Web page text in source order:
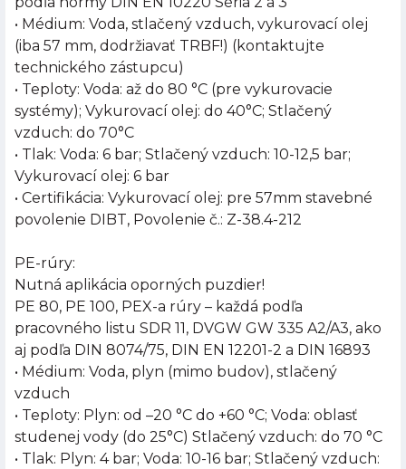
• Médium: Voda, stlačený vzduch, vykurovací olej
(iba 57 mm, dodržiavať TRBF!) (kontaktujte
technického zástupcu)
• Teploty: Voda: až do 80 °C (pre vykurovacie
systémy); Vykurovací olej: do 40°C; Stlačený
vzduch: do 70°C
• Tlak: Voda: 6 bar; Stlačený vzduch: 10-12,5 bar;
Vykurovací olej: 6 bar
• Certifikácia: Vykurovací olej: pre 57mm stavebné
povolenie DIBT, Povolenie č.: Z-38.4-212
PE-rúry:
Nutná aplikácia oporných puzdier!
PE 80, PE 100, PEX-a rúry – každá podľa
pracovného listu SDR 11, DVGW GW 335 A2/A3, ako
aj podľa DIN 8074/75, DIN EN 12201-2 a DIN 16893
• Médium: Voda, plyn (mimo budov), stlačený
vzduch
• Teploty: Plyn: od –20 °C do +60 °C; Voda: oblasť
studenej vody (do 25°C) Stlačený vzduch: do 70 °C
• Tlak: Plyn: 4 bar; Voda: 10-16 bar; Stlačený vzduch: